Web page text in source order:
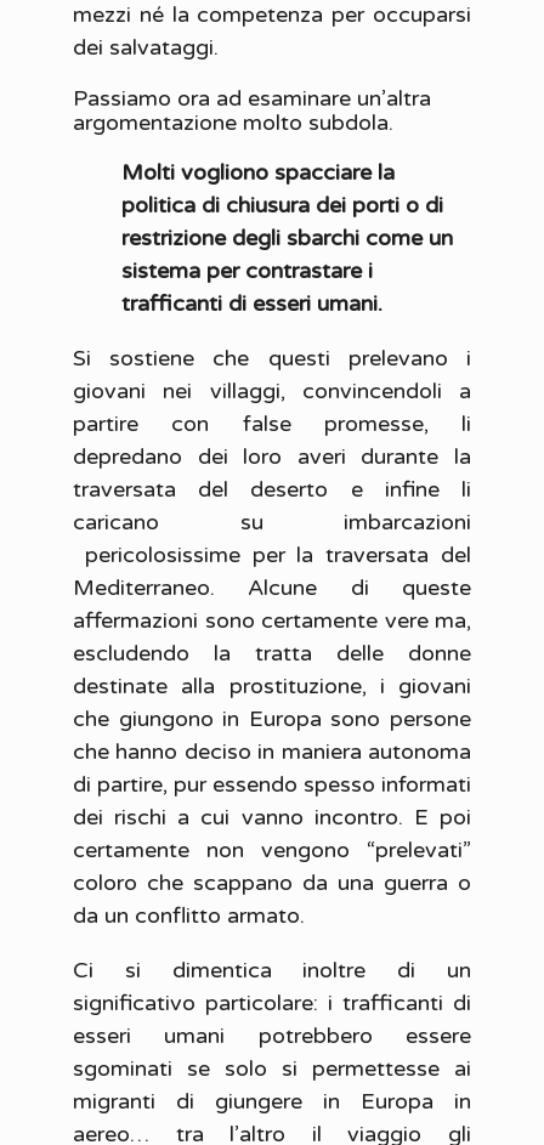
mezzi né la competenza per occuparsi
dei salvataggi.
Passiamo ora ad esaminare un’altra
argomentazione molto subdola.
Molti vogliono spacciare la
politica di chiusura dei porti o di
restrizione degli sbarchi come un
sistema per contrastare i
trafficanti di esseri umani.
Si sostiene che questi prelevano i
giovani nei villaggi, convincendoli a
partire con false promesse, li
depredano dei loro averi durante la
traversata del deserto e infine li
caricano su imbarcazioni
pericolosissime per la traversata del
Mediterraneo. Alcune di queste
affermazioni sono certamente vere ma,
escludendo la tratta delle donne
destinate alla prostituzione, i giovani
che giungono in Europa sono persone
che hanno deciso in maniera autonoma
di partire, pur essendo spesso informati
dei rischi a cui vanno incontro. E poi
certamente non vengono “prelevati”
coloro che scappano da una guerra o
da un conflitto armato.
Ci si dimentica inoltre di un
significativo particolare: i trafficanti di
esseri umani potrebbero essere
sgominati se solo si permettesse ai
migranti di giungere in Europa in
aereo… tra l’altro il viaggio gli